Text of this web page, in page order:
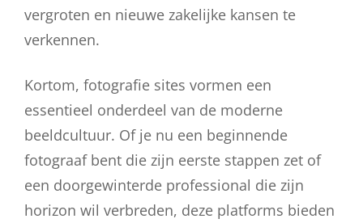
vergroten en nieuwe zakelijke kansen te
verkennen.
Kortom, fotografie sites vormen een
essentieel onderdeel van de moderne
beeldcultuur. Of je nu een beginnende
fotograaf bent die zijn eerste stappen zet of
een doorgewinterde professional die zijn
horizon wil verbreden, deze platforms bieden